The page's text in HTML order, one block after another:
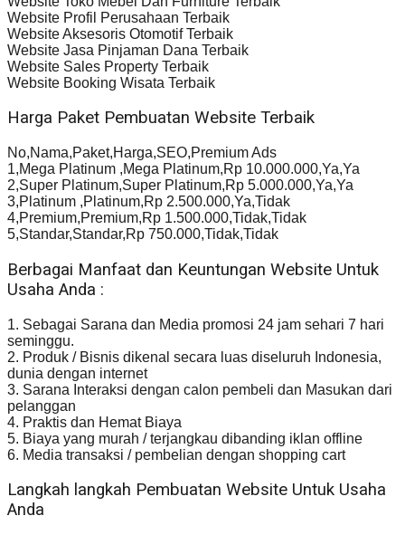
Website Profil Perusahaan Terbaik
Website Aksesoris Otomotif Terbaik
Website Jasa Pinjaman Dana Terbaik
Website Sales Property Terbaik
Website Booking Wisata Terbaik
Harga Paket Pembuatan Website Terbaik
No,Nama,Paket,Harga,SEO,Premium Ads
1,Mega Platinum ,Mega Platinum,Rp 10.000.000,Ya,Ya
2,Super Platinum,Super Platinum,Rp 5.000.000,Ya,Ya
3,Platinum ,Platinum,Rp 2.500.000,Ya,Tidak
4,Premium,Premium,Rp 1.500.000,Tidak,Tidak
5,Standar,Standar,Rp 750.000,Tidak,Tidak
Berbagai Manfaat dan Keuntungan Website Untuk
Usaha Anda :
1. Sebagai Sarana dan Media promosi 24 jam sehari 7 hari
seminggu.
2. Produk / Bisnis dikenal secara luas diseluruh Indonesia,
dunia dengan internet
3. Sarana Interaksi dengan calon pembeli dan Masukan dari
pelanggan
4. Praktis dan Hemat Biaya
5. Biaya yang murah / terjangkau dibanding iklan offline
6. Media transaksi / pembelian dengan shopping cart
Langkah langkah Pembuatan Website Untuk Usaha
Anda